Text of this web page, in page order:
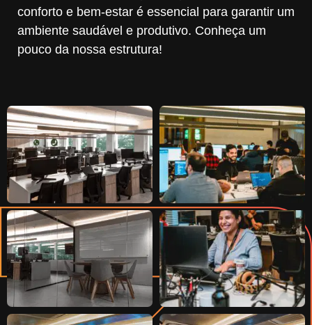
conforto e bem-estar é essencial para garantir um
ambiente saudável e produtivo. Conheça um
pouco da nossa estrutura!